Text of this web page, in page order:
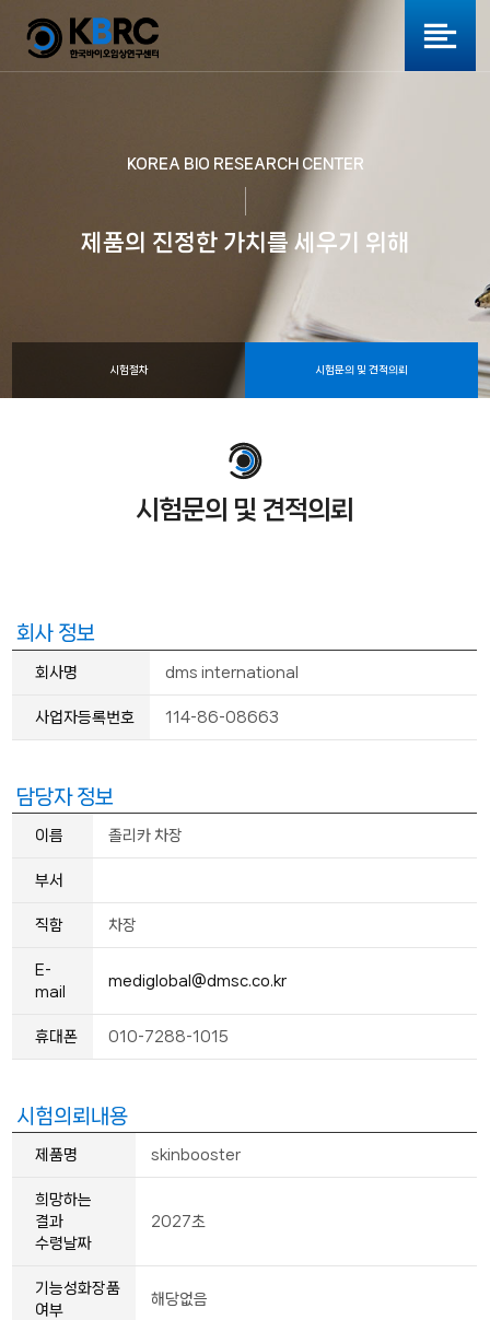
KOREA BIO RESEARCH CENTER
제품의 진정한 가치를 세우기 위해
시험절차 시험문의 및 견적의뢰
시험문의 및 견적의뢰
회사 정보
회사명 dms international
사업자등록번호 114-86-08663
담당자 정보
이름 졸리카 차장
부서
직함 차장
E-
mail
mediglobal@dmsc.co.kr
휴대폰 010-7288-1015
시험의뢰내용
제품명 skinbooster
희망하는
결과
수령날짜
2027초
기능성화장품
여부
해당없음